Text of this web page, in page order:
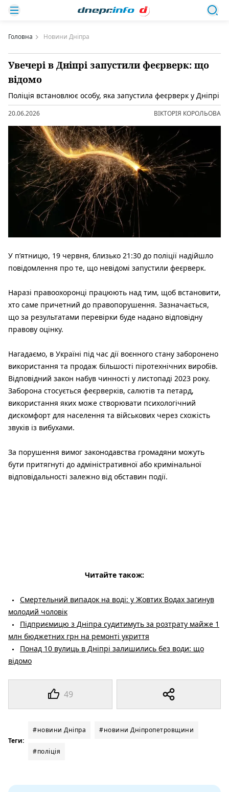
Головна Новини Дніпра
Увечері в Дніпрі запустили феєрверк: що
відомо
Поліція встановлює особу, яка запустила феєрверк у Дніпрі
20.06.2026 ВІКТОРІЯ КОРОЛЬОВА
49
У п’ятницю, 19 червня, близько 21:30 до поліції надійшло
повідомлення про те, що невідомі запустили феєрверк.
Наразі правоохоронці працюють над тим, щоб встановити,
хто саме причетний до правопорушення. Зазначається,
що за результатами перевірки буде надано відповідну
правову оцінку.
Нагадаємо, в Україні під час дії воєнного стану заборонено
використання та продаж більшості піротехнічних виробів.
Відповідний закон набув чинності у листопаді 2023 року.
Заборона стосується феєрверків, салютів та петард,
використання яких може створювати психологічний
дискомфорт для населення та військових через схожість
звуків із вибухами.
За порушення вимог законодавства громадяни можуть
бути притягнуті до адміністративної або кримінальної
відповідальності залежно від обставин події.
Читайте також:
Смертельний випадок на воді: у Жовтих Водах загинув
молодий чоловік
Підприємицю з Дніпра судитимуть за розтрату майже 1
млн бюджетних грн на ремонті укриття
Понад 10 вулиць в Дніпрі залишились без води: що
відомо
Теги:
#новини Дніпра #новини Дніпропетровщини
#поліція